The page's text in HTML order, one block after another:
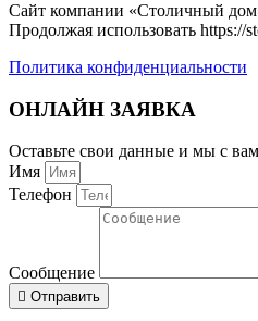
Сайт компании «Столичный
Продолжая использовать https://
Политика конфиденциальности
ОНЛАЙН ЗАЯВКА
Оставьте свои данные и мы с
Имя
Телефон
Сообщение
Отправить